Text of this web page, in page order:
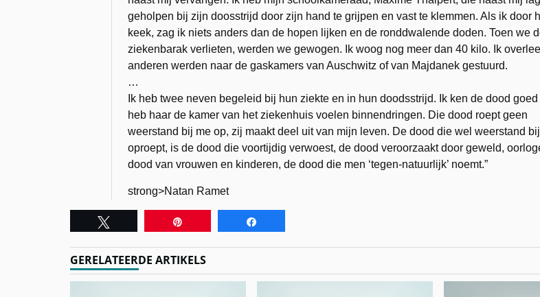
geholpen bij zijn doosstrijd door zijn hand te grijpen en vast te klemmen. Als ik door
keek, zag ik niets anders dan de hopen lijken en de ronddwalende doden. Toen we
ziekenbarak verlieten, werden we gewogen. Ik woog nog meer dan 40 kilo. Ik
anderen werden naar de gaskamers van Auschwitz of van Majdanek gestuurd.
…
Ik heb twee neven begeleid bij hun ziekte en in hun doodsstrijd. Ik ken de dood
heb haar de kamer van het ziekenhuis voelen binnendringen. Die dood roept geen
weerstand bij me op, zij maakt deel uit van mijn leven. De dood die wel weerstand
oproept, is de dood die voortijdig verwoest, de dood veroorzaakt door geweld,
dood van vrouwen en kinderen, de dood die men ‘tegen-natuurlijk’ noemt.”
strong>Natan Ramet
GERELATEERDE ARTIKELS